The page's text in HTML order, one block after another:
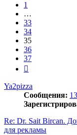
1
…
33
34
35
36
37
Ya2pizza
Сообщения:
Re: Dr. Sait Bircan.
для рекламы